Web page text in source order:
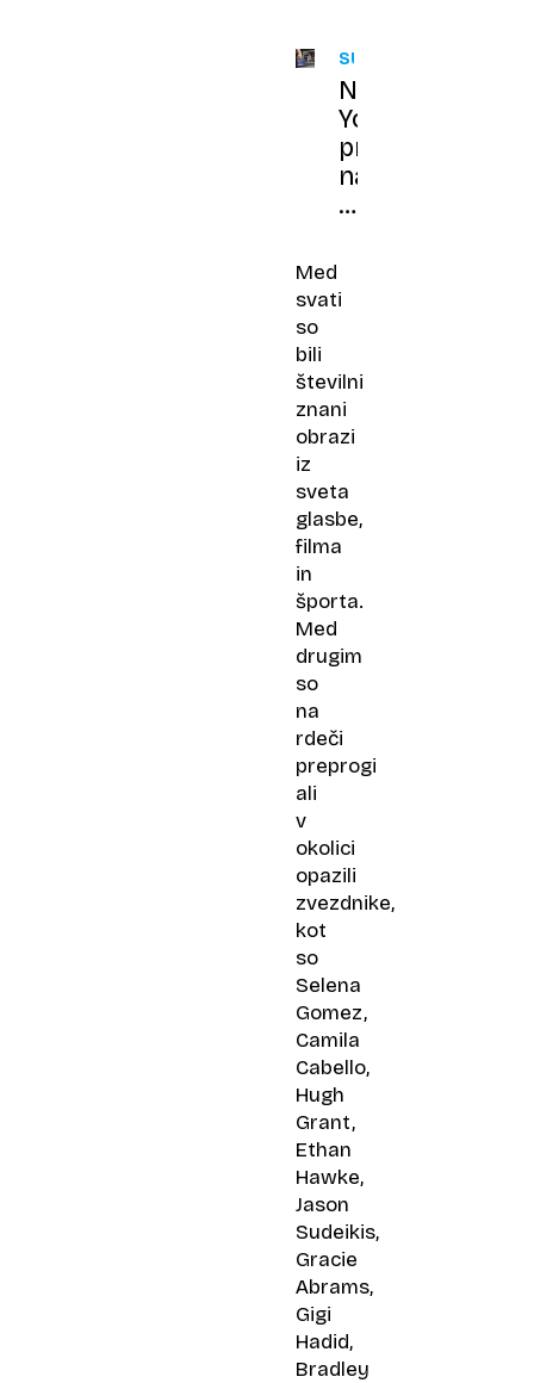
SUPERZVEZDNICA
New
York
pripravljen
na
jutrišnjo
Swift
Med
svati
so
bili
številni
znani
obrazi
iz
sveta
glasbe,
filma
in
športa.
Med
drugim
so
na
rdeči
preprogi
ali
v
okolici
opazili
zvezdnike,
kot
so
Selena
Gomez,
Camila
Cabello,
Hugh
Grant,
Ethan
Hawke,
Jason
Sudeikis,
Gracie
Abrams,
Gigi
Hadid,
Bradley